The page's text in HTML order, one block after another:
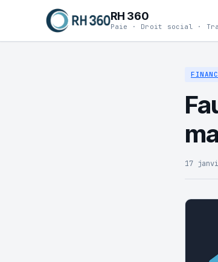
RH 360
Paie · Droit social ·
17